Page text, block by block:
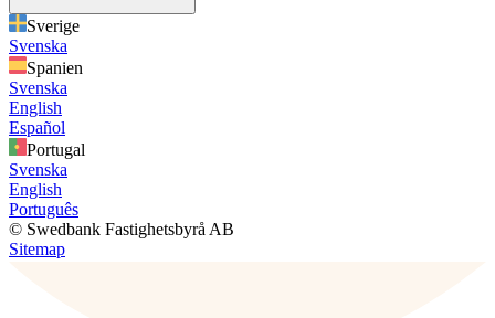
Sverige
Svenska
Spanien
Svenska
English
Español
Portugal
Svenska
English
Português
© Swedbank Fastighetsbyrå AB
Sitemap